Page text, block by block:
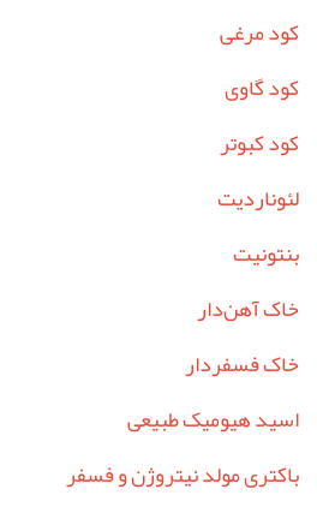
کود مرغی
کود گاوی
کود کبوتر
لئوناردیت
بنتونیت
خاک آهن‌دار
خاک فسفر‌دار
اسید هیومیک طبیعی
باکتری مولد نیتروژن و فسفر